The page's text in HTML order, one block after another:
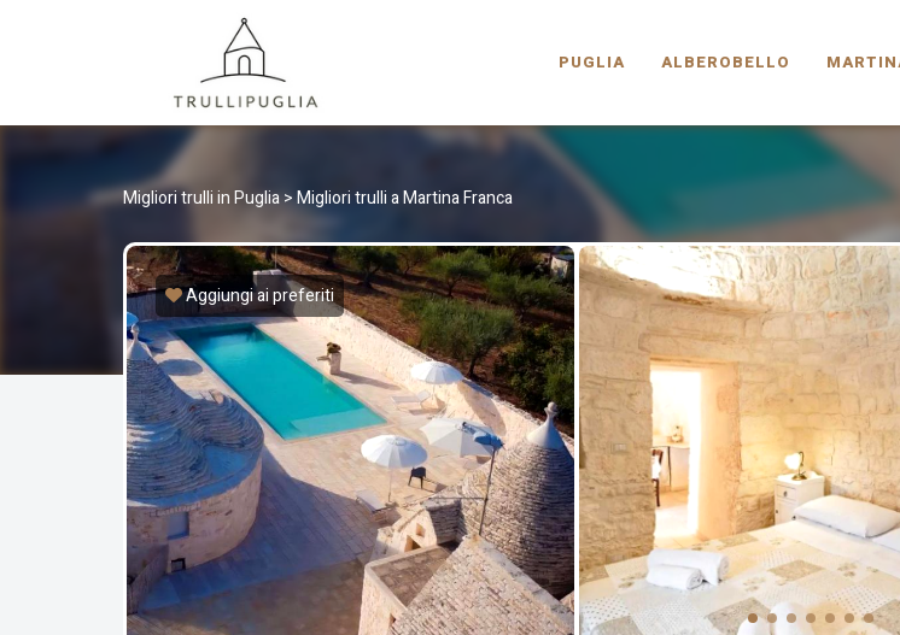
PUGLIA ALBEROBELLO
Migliori trulli in Puglia>Migliori trulli a Martina Franca
Aggiungi ai preferiti